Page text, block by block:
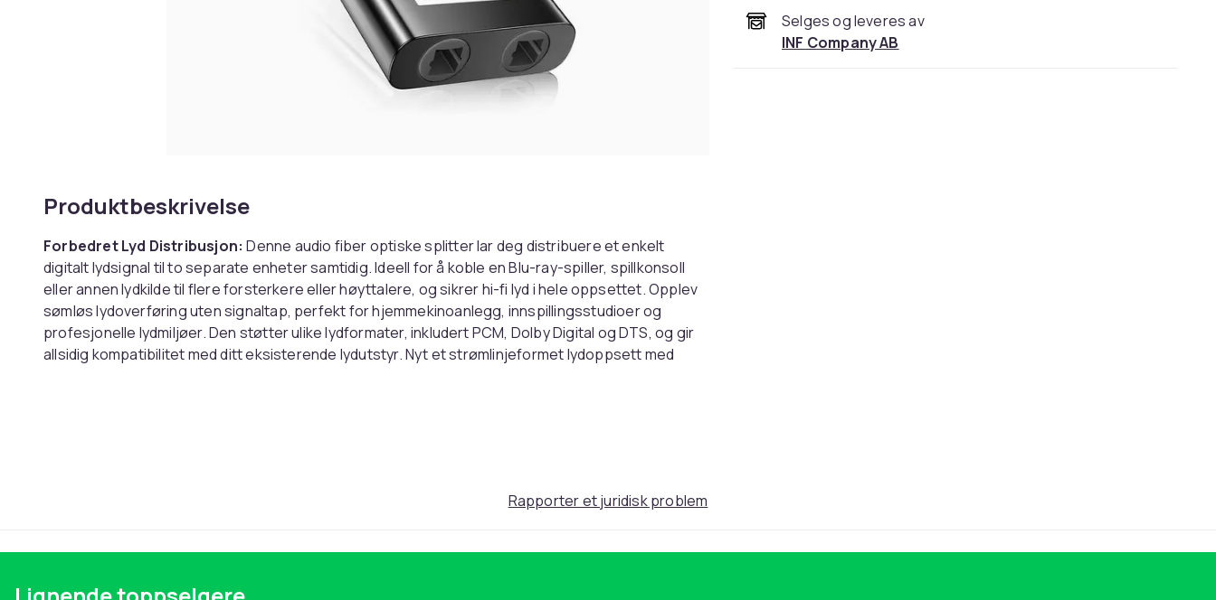
Produktbeskrivelse
Forbedret Lyd Distribusjon: Denne audio fiber optiske splitter lar deg distribuere et enkelt
digitalt lydsignal til to separate enheter samtidig. Ideell for å koble en Blu-ray-spiller, spillkonsoll
eller annen lydkilde til flere forsterkere eller høyttalere, og sikrer hi-fi lyd i hele oppsettet. Opplev
sømløs lydoverføring uten signaltap, perfekt for hjemmekinoanlegg, innspillingsstudioer og
profesjonelle lydmiljøer. Den støtter ulike lydformater, inkludert PCM, Dolby Digital og DTS, og gir
allsidig kompatibilitet med ditt eksisterende lydutstyr. Nyt et strømlinjeformet lydoppsett med
forskjellen i lydkvalitet med denne premium fiber optiske splitteren, designet for både audiofile og
Allsidig Kompatibilitet:Denne audio fiber optiske splitteren er kompatibel med et bredt spekter
Toslink-kompatibilitet sikrer sømløs integrasjon med ditt eksisterende lydutstyr. Enten du bruker
Selges og leveres av
INF Company AB
Rapporter et juridisk problem